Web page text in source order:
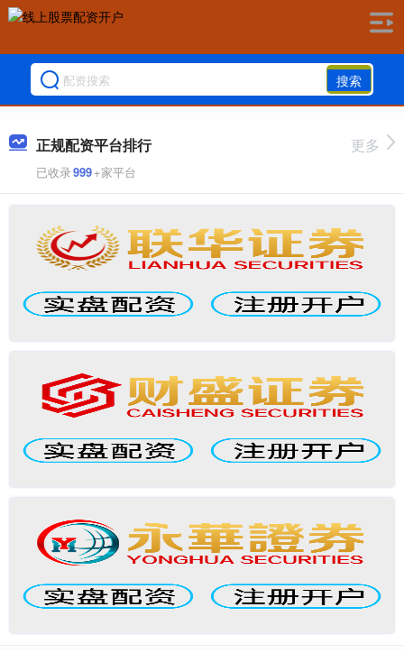
搜索
正规配资平台排行
已收录999+家平台
更多